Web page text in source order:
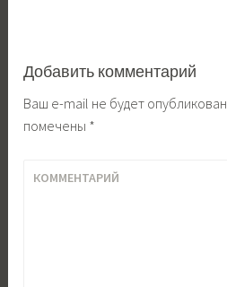
Добавить комментарий
Ваш e-mail не будет опубликован.
помечены *
КОММЕНТАРИЙ